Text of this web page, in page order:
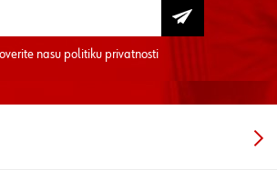
nasu politiku privatnosti